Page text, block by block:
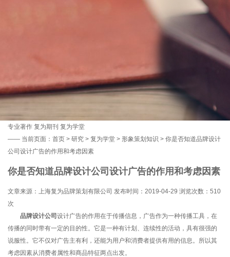
专业著作 复为期刊 复为学堂
—— 当前页面： 首页 > 研究 > 复为学堂 > 形象策划知识 > 你是否知道品牌设计
公司设计广告的作用和考虑因素
你是否知道品牌设计公司设计广告的作用和考虑因素
文章来源：上海复为品牌策划有限公司 发布时间：2019-04-29 浏览次数： 510
次
品牌设计公司 设计广告的作用在于传播信息，广告作为一种传播工具，在
传播的同时带有一定的目的性。它是一种有计划、连续性的活动，具有很强的
说服性。它不仅对广告主有利，还能为用户和消费者提供有用的信息。所以其
考虑因素从消费者属性和商品特征两点出发。